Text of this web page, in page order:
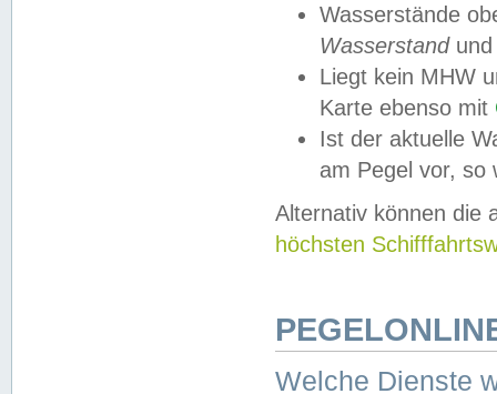
Wasserstände
Wasserstandund
Liegt kein MHW
Karte ebenso mit
Ist der aktuelle
am Pegel vor,
Alternativ können die
höchsten
Welche Dienste